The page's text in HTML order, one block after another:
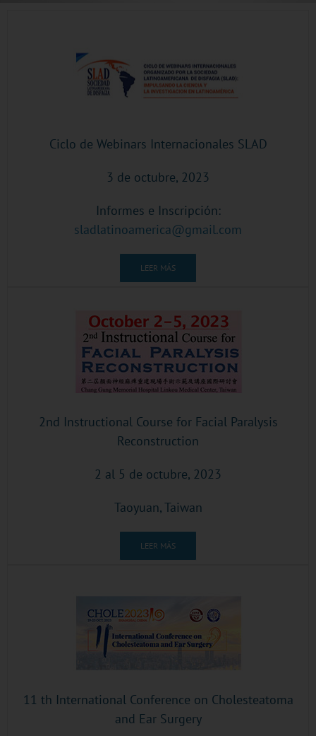
Ciclo de Webinars Internacionales SLAD
3 de octubre, 2023
Informes e Inscripción:
sladlatinoamerica@gmail.com
LEER MÁS
2nd Instructional Course for Facial Paralysis
Reconstruction
2 al 5 de octubre, 2023
Taoyuan, Taiwan
LEER MÁS
11 th International Conference on Cholesteatoma
and Ear Surgery